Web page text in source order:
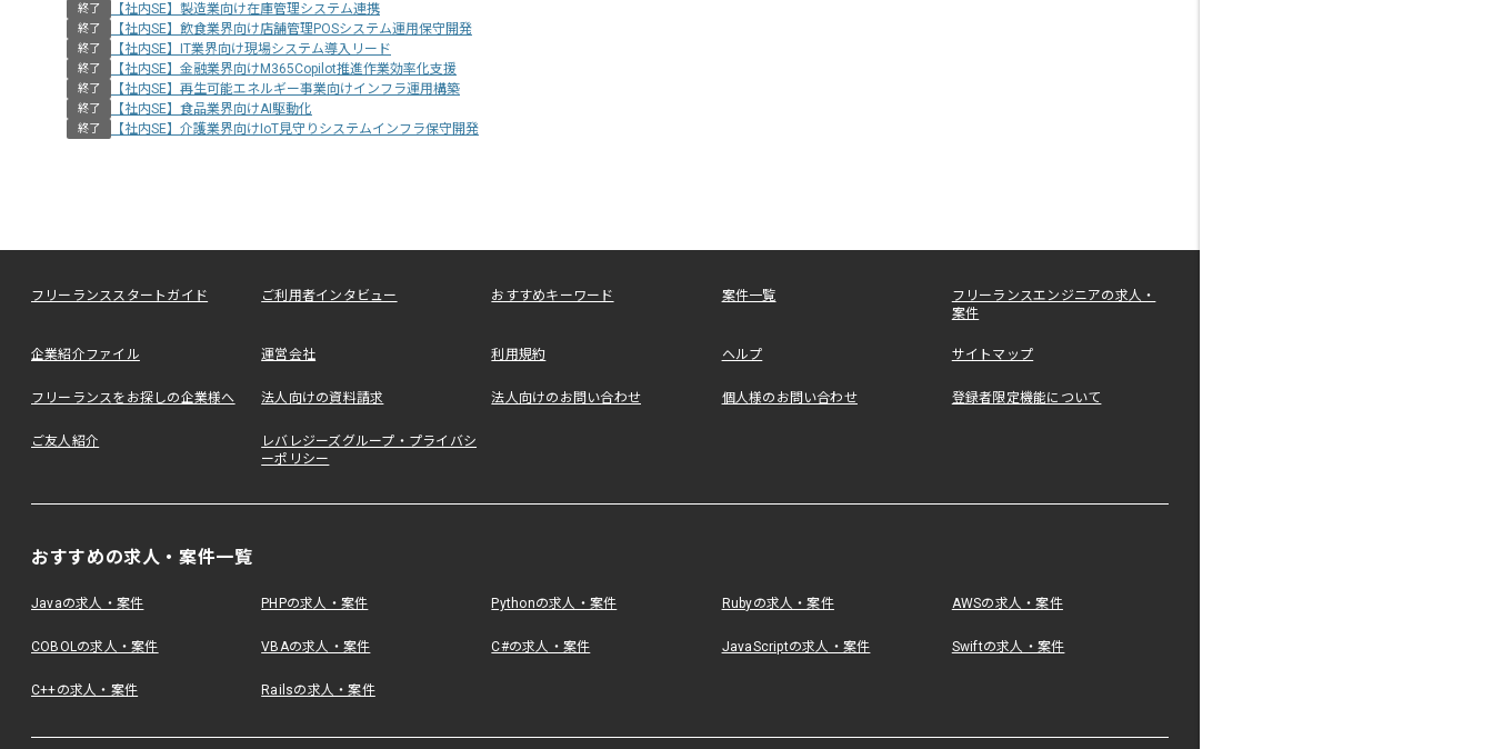
終了 【社内SE】製造業向け在庫管理システム連携
終了 【社内SE】飲食業界向け店舗管理POSシステム運用保守開発
終了 【社内SE】IT業界向け現場システム導入リード
終了 【社内SE】金融業界向けM365Copilot推進作業効率化支援
終了 【社内SE】再生可能エネルギー事業向けインフラ運用構築
終了 【社内SE】食品業界向けAI駆動化
終了 【社内SE】介護業界向けIoT見守りシステムインフラ保守開発
フリーランススタートガイド ご利用者インタビュー おすすめキーワード 案件一覧
フリーランスエンジニアの求人・
案件
企業紹介ファイル 運営会社 利用規約 ヘルプ サイトマップ
フリーランスをお探しの企業様へ 法人向けの資料請求 法人向けのお問い合わせ 個人様のお問い合わせ 登録者限定機能について
ご友人紹介
レバレジーズグループ・プライバシ
ーポリシー
おすすめの求人・案件一覧
Javaの求人・案件 PHPの求人・案件 Pythonの求人・案件 Rubyの求人・案件 AWSの求人・案件
COBOLの求人・案件 VBAの求人・案件 C#の求人・案件 JavaScriptの求人・案件 Swiftの求人・案件
C++の求人・案件 Railsの求人・案件